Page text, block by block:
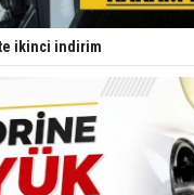
ikinci indirim